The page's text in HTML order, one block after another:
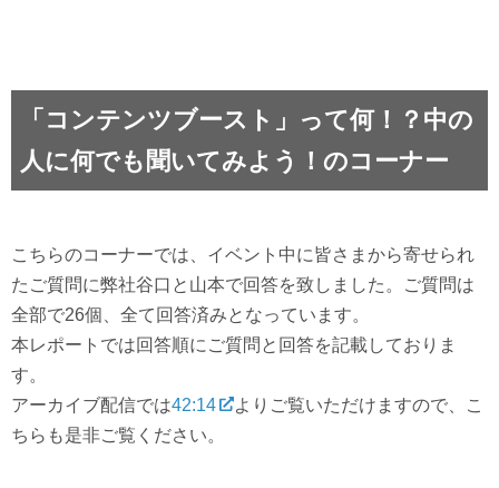
「コンテンツブースト」って何！？中の
人に何でも聞いてみよう！のコーナー
こちらのコーナーでは、イベント中に皆さまから寄せられ
たご質問に弊社谷口と山本で回答を致しました。ご質問は
全部で26個、全て回答済みとなっています。
本レポートでは回答順にご質問と回答を記載しておりま
す。
アーカイブ配信では42:14
よりご覧いただけますので、こ
ちらも是非ご覧ください。